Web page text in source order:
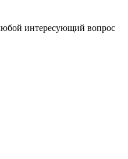
интересующий вопрос